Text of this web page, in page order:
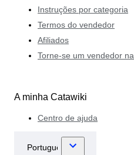
Instruções por categoria
Termos do vendedor
Afiliados
Torne-se um vendedor
A minha Catawiki
Centro de ajuda